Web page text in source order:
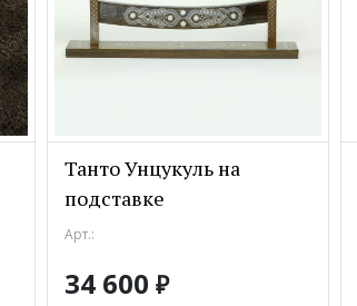
Танто Унцукуль на
подставке
Арт.:
34 600 ₽